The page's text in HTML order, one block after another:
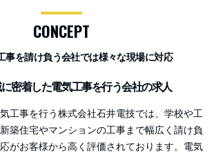
事を請け負う会社では様々な現場に対応
CONCEPT
密着した電気工事を行う会社の求人
工事を行う株式会社石井電技では、学校や工
築住宅やマンションの工事まで幅広く請け負
がお客様から高く評価されております。電気